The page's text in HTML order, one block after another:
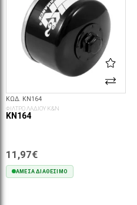
ΚΩΔ. KN164
ΦΙΛΤΡΟ ΛΑΔΙΟΥ K&N
KN164
11,97€
ΆΜΕΣΑ ΔΙΑΘΈΣΙΜΟ